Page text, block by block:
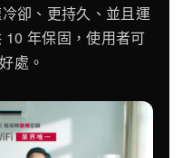
卻、更持久、並且運
年保固，使用者可
處。